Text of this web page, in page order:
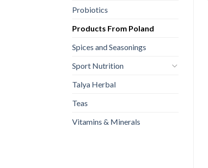
Probiotics
Products From Poland
Spices and Seasonings
Sport Nutrition
Talya Herbal
Teas
Vitamins & Minerals